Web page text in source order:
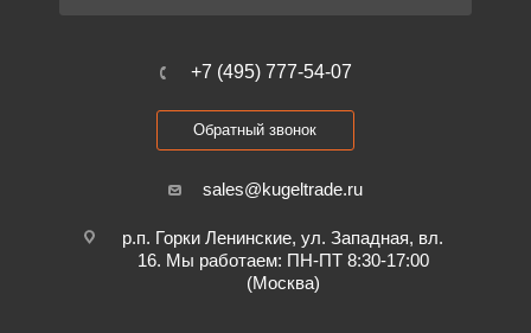
+7 (495) 777-54-07
Обратный звонок
sales@kugeltrade.ru
р.п. Горки Ленинские, ул. Западная, вл.
16. Мы работаем: ПН-ПТ 8:30-17:00
(Москва)